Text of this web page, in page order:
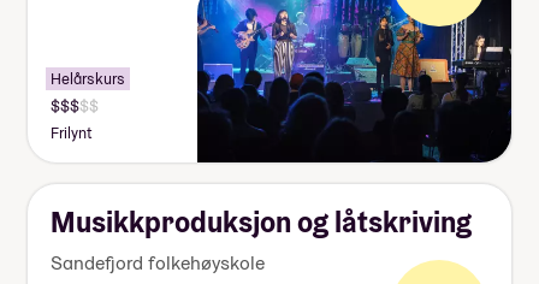
Helårskurs
Frilynt
Musikkproduksjon og låtskriving
Sandefjord folkehøyskole